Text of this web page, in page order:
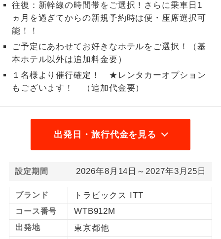
往復：新幹線の時間帯をご選択！さらに乗車日1
ヵ月を過ぎてからの新規予約時は便・座席選択可
能！！
ご予定にあわせてお好きなホテルをご選択！（基
本ホテル以外は追加料金要）
１名様より催行確定！ ★レンタカーオプション
もございます！ （追加代金要）
出発日・旅行代金を見る
設定期間 2026年8月14日～2027年3月25日
ブランド トラピックス ITT
コース番号 WTB912M
出発地 東京都他
トラベルイヤ
ホン
周りの音を気にせず、ガイドさんの説明
1名様催行
1名様から出発可能な個人型プランで
す。
2名様催行
2名様から出発可能な個人型プランで
す。
加限定
1名様1室同代
1名様1室利用でも追加料金がかからない
ご夫婦限定
す。
女性限定
女性限定でご参加いただけるコースで
す。